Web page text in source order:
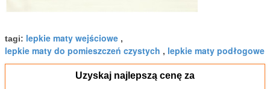
tagi: lepkie maty wejściowe ,
lepkie maty do pomieszczeń czystych , lepkie maty podłogowe
Uzyskaj najlepszą cenę za